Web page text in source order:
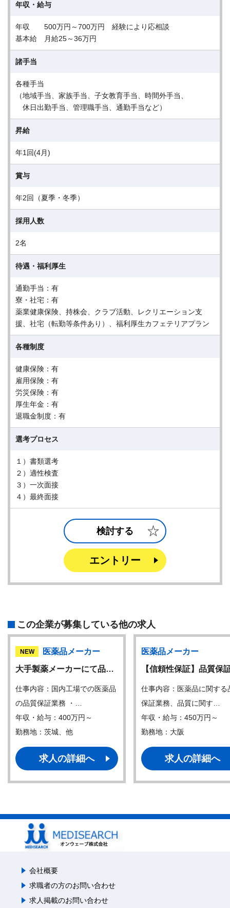
年収・給与
年収 500万円～700万円 経験により応相談
基本給 月給25～36万円
諸手当
各種手当
（地域手当、家族手当、子女教育手当、時間外手当、
休日出勤手当、管理職手当、通勤手当など）
昇給
年1回(4月)
賞与
年2回（夏季・冬季）
採用人数
2名
待遇・福利厚生
通勤手当：有
寮・社宅：有
薬業健康保険、持株会、クラブ活動、レクリエーション支
援、社宅（転勤等条件あり）、福利厚生カフェテリアプラン
各種制度
健康保険：有
雇用保険：有
労災保険：有
厚生年金：有
退職金制度：有
選考プロセス
１）書類選考
２）適性検査
３）一次面接
４）最終面接
検討する
エントリー
この企業が募集している他の求人
NEW
医薬品メーカー
大手製薬メーカーにて品…
仕事内容：国内工場での医薬品
の品質保証業務 ・…
年収・給与：400万円～
勤務地：茨城、他
求人の詳細へ
医薬品メーカー
【信頼性保証】品質保
仕事内容：医薬品に関する
保証業務、品質に関す…
年収・給与：450万円～
勤務地：大阪
求人の詳細へ
会社概要
求職者の方のお問い合わせ
求人掲載のお問い合わせ